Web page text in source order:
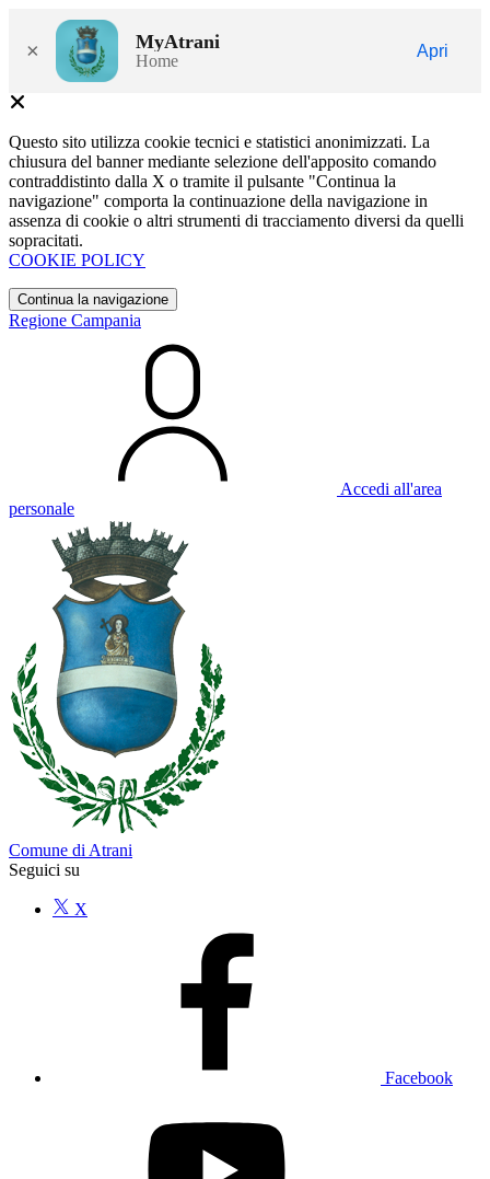
× MyAtrani
Home
Apri
Questo sito utilizza cookie tecnici e statistici anonimizzati. La
chiusura del banner mediante selezione dell'apposito comando
contraddistinto dalla X o tramite il pulsante "Continua la
navigazione" comporta la continuazione della navigazione in
assenza di cookie o altri strumenti di tracciamento diversi da quelli
sopracitati.
COOKIE POLICY
Continua la navigazione
Regione Campania
Accedi all'area
personale
Comune di Atrani
Seguici su
X
Facebook